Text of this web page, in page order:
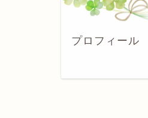
プロフィール